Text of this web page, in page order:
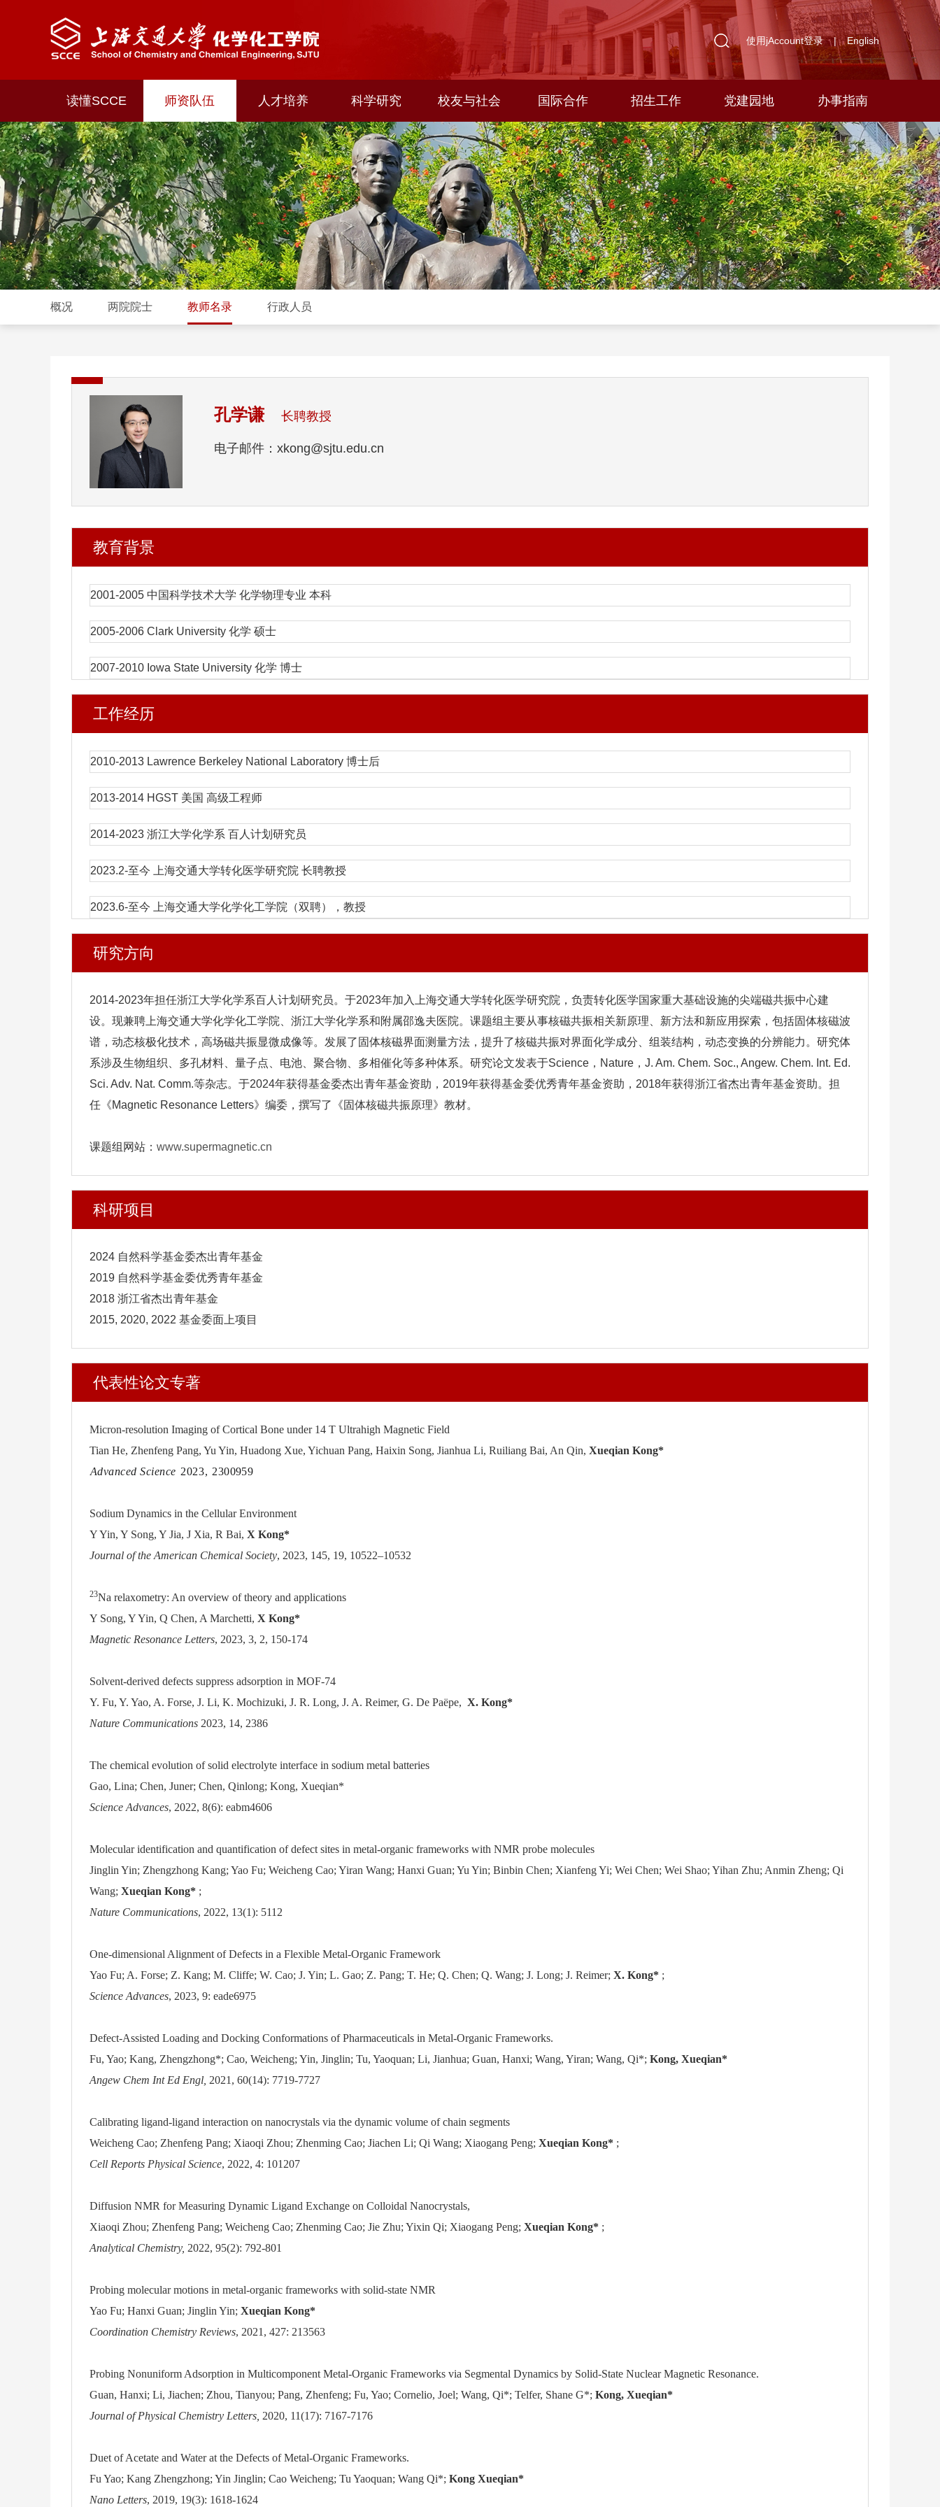
使用jAccount登录 | English
读懂SCCE 师资队伍 人才培养 科学研究 校友与社会 国际合作 招生工作 党建园地 办事指南
概况 两院院士 教师名录 行政人员
孔学谦 长聘教授
电子邮件：xkong@sjtu.edu.cn
教育背景
2001-2005 中国科学技术大学 化学物理专业 本科
2005-2006 Clark University 化学 硕士
2007-2010 Iowa State University 化学 博士
工作经历
2010-2013 Lawrence Berkeley National Laboratory 博士后
2013-2014 HGST 美国 高级工程师
2014-2023 浙江大学化学系 百人计划研究员
2023.2-至今 上海交通大学转化医学研究院 长聘教授
2023.6-至今 上海交通大学化学化工学院（双聘），教授
研究方向
2014-2023年担任浙江大学化学系百人计划研究员。于2023年加入上海交通大学转化医学研究院，负责转化医学国家重大基础设施的尖端磁共振中心建
设。现兼聘上海交通大学化学化工学院、浙江大学化学系和附属邵逸夫医院。课题组主要从事核磁共振相关新原理、新方法和新应用探索，包括固体核磁波
谱，动态核极化技术，高场磁共振显微成像等。发展了固体核磁界面测量方法，提升了核磁共振对界面化学成分、组装结构，动态变换的分辨能力。研究体
系涉及生物组织、多孔材料、量子点、电池、聚合物、多相催化等多种体系。研究论文发表于Science，Nature，J. Am. Chem. Soc., Angew. Chem. Int. Ed.
Sci. Adv. Nat. Comm.等杂志。于2024年获得基金委杰出青年基金资助，2019年获得基金委优秀青年基金资助，2018年获得浙江省杰出青年基金资助。担
任《Magnetic Resonance Letters》编委，撰写了《固体核磁共振原理》教材。
课题组网站： www.supermagnetic.cn
科研项目
2024 自然科学基金委杰出青年基金
2019 自然科学基金委优秀青年基金
2018 浙江省杰出青年基金
2015, 2020, 2022 基金委面上项目
代表性论文专著
Micron-resolution Imaging of Cortical Bone under 14 T Ultrahigh Magnetic Field
Tian He, Zhenfeng Pang, Yu Yin, Huadong Xue, Yichuan Pang, Haixin Song, Jianhua Li, Ruiliang Bai, An Qin, Xueqian Kong*
Advanced Science 2023, 2300959
Sodium Dynamics in the Cellular Environment
Y Yin, Y Song, Y Jia, J Xia, R Bai, X Kong*
Journal of the American Chemical Society, 2023, 145, 19, 10522–10532
23Na relaxometry: An overview of theory and applications
Y Song, Y Yin, Q Chen, A Marchetti, X Kong*
Magnetic Resonance Letters, 2023, 3, 2, 150-174
Solvent-derived defects suppress adsorption in MOF-74
Y. Fu, Y. Yao, A. Forse, J. Li, K. Mochizuki, J. R. Long, J. A. Reimer, G. De Paëpe, X. Kong*
Nature Communications 2023, 14, 2386
The chemical evolution of solid electrolyte interface in sodium metal batteries
Gao, Lina; Chen, Juner; Chen, Qinlong; Kong, Xueqian*
Science Advances, 2022, 8(6): eabm4606
Molecular identification and quantification of defect sites in metal-organic frameworks with NMR probe molecules
Jinglin Yin; Zhengzhong Kang; Yao Fu; Weicheng Cao; Yiran Wang; Hanxi Guan; Yu Yin; Binbin Chen; Xianfeng Yi; Wei Chen; Wei Shao; Yihan Zhu; Anmin Zheng; Qi
Wang; Xueqian Kong* ;
Nature Communications, 2022, 13(1): 5112
One-dimensional Alignment of Defects in a Flexible Metal-Organic Framework
Yao Fu; A. Forse; Z. Kang; M. Cliffe; W. Cao; J. Yin; L. Gao; Z. Pang; T. He; Q. Chen; Q. Wang; J. Long; J. Reimer; X. Kong* ;
Science Advances, 2023, 9: eade6975
Defect-Assisted Loading and Docking Conformations of Pharmaceuticals in Metal-Organic Frameworks.
Fu, Yao; Kang, Zhengzhong*; Cao, Weicheng; Yin, Jinglin; Tu, Yaoquan; Li, Jianhua; Guan, Hanxi; Wang, Yiran; Wang, Qi*; Kong, Xueqian*
Angew Chem Int Ed Engl, 2021, 60(14): 7719-7727
Calibrating ligand-ligand interaction on nanocrystals via the dynamic volume of chain segments
Weicheng Cao; Zhenfeng Pang; Xiaoqi Zhou; Zhenming Cao; Jiachen Li; Qi Wang; Xiaogang Peng; Xueqian Kong* ;
Cell Reports Physical Science, 2022, 4: 101207
Diffusion NMR for Measuring Dynamic Ligand Exchange on Colloidal Nanocrystals,
Xiaoqi Zhou; Zhenfeng Pang; Weicheng Cao; Zhenming Cao; Jie Zhu; Yixin Qi; Xiaogang Peng; Xueqian Kong* ;
Analytical Chemistry, 2022, 95(2): 792-801
Probing molecular motions in metal-organic frameworks with solid-state NMR
Yao Fu; Hanxi Guan; Jinglin Yin; Xueqian Kong*
Coordination Chemistry Reviews, 2021, 427: 213563
Probing Nonuniform Adsorption in Multicomponent Metal-Organic Frameworks via Segmental Dynamics by Solid-State Nuclear Magnetic Resonance.
Guan, Hanxi; Li, Jiachen; Zhou, Tianyou; Pang, Zhenfeng; Fu, Yao; Cornelio, Joel; Wang, Qi*; Telfer, Shane G*; Kong, Xueqian*
Journal of Physical Chemistry Letters, 2020, 11(17): 7167-7176
Duet of Acetate and Water at the Defects of Metal-Organic Frameworks.
Fu Yao; Kang Zhengzhong; Yin Jinglin; Cao Weicheng; Tu Yaoquan; Wang Qi*; Kong Xueqian*
Nano Letters, 2019, 19(3): 1618-1624